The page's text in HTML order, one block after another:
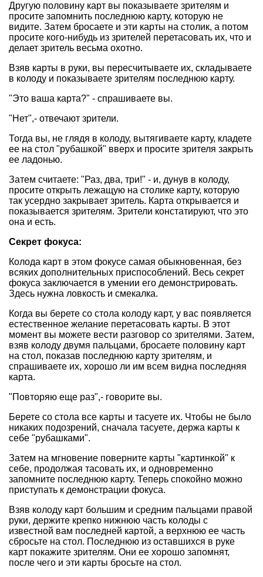
Другую половину карт вы показываете зрителям и
просите запомнить последнюю карту, которую не
видите. Затем бросаете и эти карты на столик, а потом
просите кого-нибудь из зрителей перетасовать их, что и
делает зритель весьма охотно.
Взяв карты в руки, вы пересчитываете их, складываете
в колоду и показываете зрителям последнюю карту.
"Это ваша карта?" - спрашиваете вы.
"Нет",- отвечают зрители.
Тогда вы, не глядя в колоду, вытягиваете карту, кладете
ее на стол "рубашкой" вверх и просите зрителя закрыть
ее ладонью.
Затем считаете: "Раз, два, три!" - и, дунув в колоду,
просите открыть лежащую на столике карту, которую
так усердно закрывает зритель. Карта открывается и
показывается зрителям. Зрители констатируют, что это
она и есть.
Секрет фокуса:
Колода карт в этом фокусе самая обыкновенная, без
всяких дополнительных приспособлений. Весь секрет
фокуса заключается в умении его демонстрировать.
Здесь нужна ловкость и смекалка.
Когда вы берете со стола колоду карт, у вас появляется
естественное желание перетасовать карты. В этот
момент вы можете вести разговор со зрителями. Затем,
взяв колоду двумя пальцами, бросаете половину карт
на стол, показав последнюю карту зрителям, и
спрашиваете их, хорошо ли им всем видна последняя
карта.
"Повторяю еще раз",- говорите вы.
Берете со стола все карты и тасуете их. Чтобы не было
никаких подозрений, сначала тасуете, держа карты к
себе "рубашками".
Затем на мгновение поверните карты "картинкой" к
себе, продолжая тасовать их, и одновременно
запомните последнюю карту. Теперь спокойно можно
приступать к демонстрации фокуса.
Взяв колоду карт большим и средним пальцами правой
руки, держите крепко нижнюю часть колоды с
известной вам последней картой, а верхнюю ее часть
сбросьте на стол. Последнюю из оставшихся в руке
карт покажите зрителям. Они ее хорошо запомнят,
после чего и эти карты бросьте на стол.